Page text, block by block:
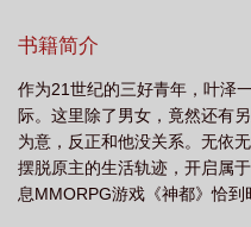
书籍简介
作为21世纪的三好青年，叶泽
际。这里除了男女，竟然还有
为意，反正和他没关系。无依
摆脱原主的生活轨迹，开启属
息MMORPG游戏《神都》恰